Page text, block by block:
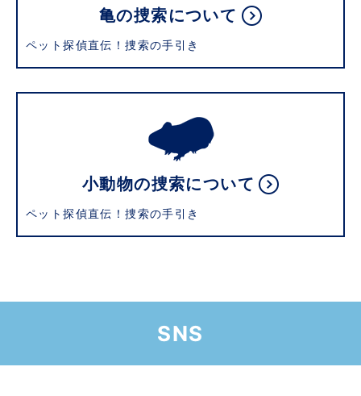
亀の捜索について
ペット探偵直伝！捜索の手引き
小動物の捜索について
ペット探偵直伝！捜索の手引き
SNS